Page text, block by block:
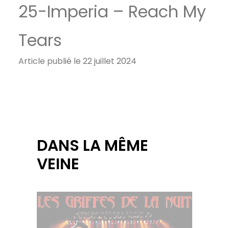
25-Imperia – Reach My
Tears
Article publié le 22 juillet 2024
DANS LA MÊME
VEINE